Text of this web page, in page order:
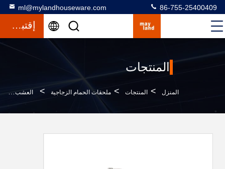
ml@mylandhouseware.com 86-755-25400409
إقتباس
المنتجات
المنزل > المنتجات > ملحقات الحمام الزجاجية > العشب البحري والفلفل الدائري الشكل النمط العتيق ملحقات الحمام الفاخرة مع الصابون الزجاجي